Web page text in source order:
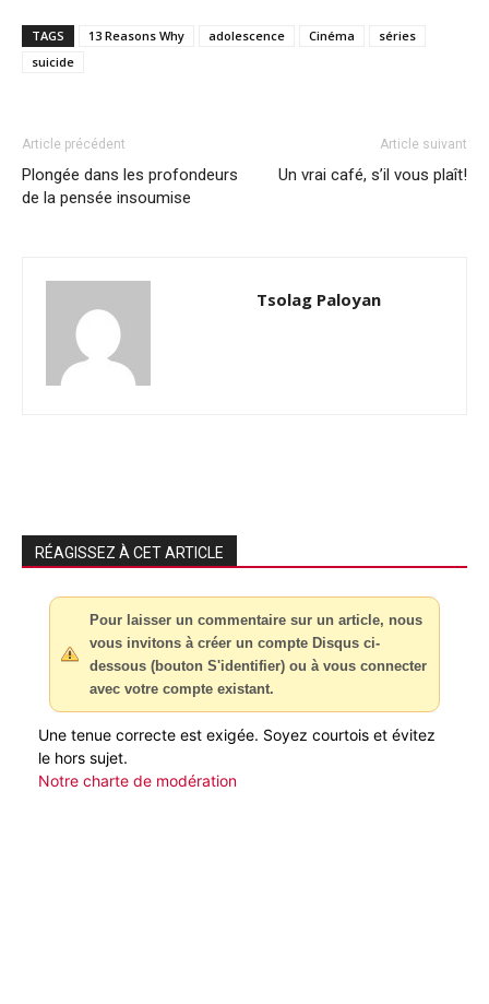
TAGS 13 Reasons Why adolescence Cinéma
séries
suicide
Article précédent
Plongée dans les profondeurs
de la pensée insoumise
Article suivant
Un vrai café, s’il vous plaît!
Tsolag Paloyan
RÉAGISSEZ À CET ARTICLE
Pour laisser un commentaire sur un article, nous
vous invitons à créer un compte Disqus ci-
dessous (bouton S'identifier) ou à vous connecter
avec votre compte existant.
Une tenue correcte est exigée. Soyez courtois et évitez
le hors sujet.
Notre charte de modération